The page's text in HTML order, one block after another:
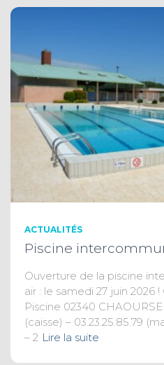
ACTUALITÉS
Piscine
Ouverture de la piscine
air : le samedi 27 juin 2026
Piscine 02340 CHAOURSE
(caisse) – 03.23.25.85.79
– 2 Lire la suite